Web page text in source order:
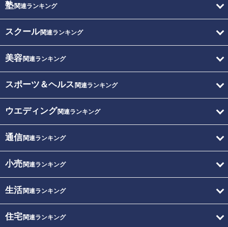
塾関連ランキング
スクール関連ランキング
美容関連ランキング
スポーツ＆ヘルス 関連ランキング
ウエディング関連ランキング
通信関連ランキング
小売関連ランキング
生活関連ランキング
住宅関連ランキング